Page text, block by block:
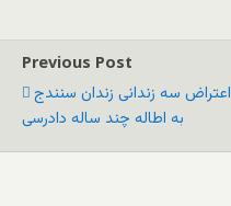
Previous Post
اعتراض سه زندانی زندان سنندج
به اطاله چند ساله دادرسی